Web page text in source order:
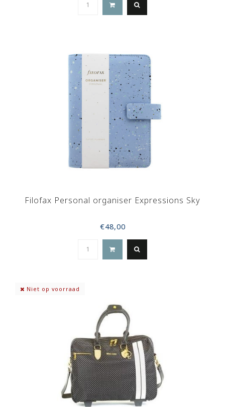
Filofax Personal organiser Expressions Sky
€48,00
Niet op voorraad